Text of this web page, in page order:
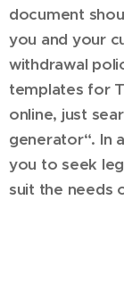
document
you and your
withdrawal
templates for
online, just
generator“. In
you to seek
suit the needs